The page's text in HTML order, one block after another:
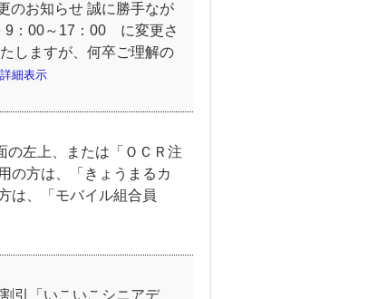
のお知らせ 誠に勝手なが
9：00～17：00 に変更さ
しますが、何卒ご理解の
詳細表示
左上、または「ＯＣＲ注
の方は、「きょうまるカ
は、「モバイル組合員
引「いこいこシニアデ